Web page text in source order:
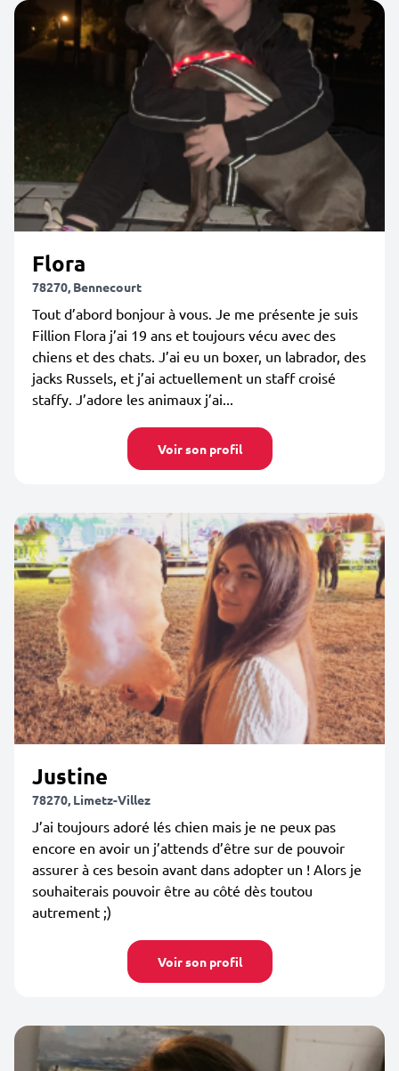
Flora
78270, Bennecourt
Tout d’abord bonjour à vous. Je me présente je suis
Fillion Flora j’ai 19 ans et toujours vécu avec des
chiens et des chats. J’ai eu un boxer, un labrador, des
jacks Russels, et j’ai actuellement un staff croisé
staffy. J’adore les animaux j’ai...
Voir son profil
Justine
78270, Limetz-Villez
J’ai toujours adoré lés chien mais je ne peux pas
encore en avoir un j’attends d’être sur de pouvoir
assurer à ces besoin avant dans adopter un ! Alors je
souhaiterais pouvoir être au côté dès toutou
autrement ;)
Voir son profil